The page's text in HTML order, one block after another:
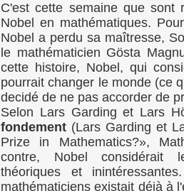
C'est cette semaine que
Nobel en mathématiques.
Nobel a perdu sa maîtresse,
le mathématicien Gösta
cette histoire, Nobel, qui
pourrait changer le monde (ce
decidé de ne pas accorder de
Selon Lars Garding et Lars
fondement (Lars Garding et
Prize in Mathematics?»,
contre, Nobel considérait
théoriques et
mathématiciens existait déjà à